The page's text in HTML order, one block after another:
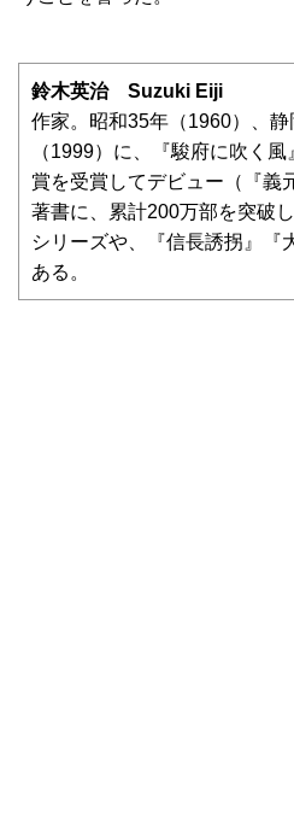
鈴木英治 Suzuki Eiji
作家。昭和35年（1960）、
（1999）に、『駿府に吹く
賞を受賞してデビュー（『義
著書に、累計200万部を突破
シリーズや、『信長誘拐』『
ある。